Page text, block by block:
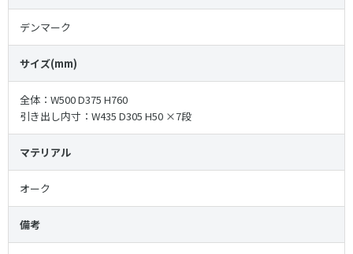
デンマーク
サイズ(mm)
全体：W500 D375 H760
引き出し内寸：W435 D305 H50 ×7段
マテリアル
オーク
備考